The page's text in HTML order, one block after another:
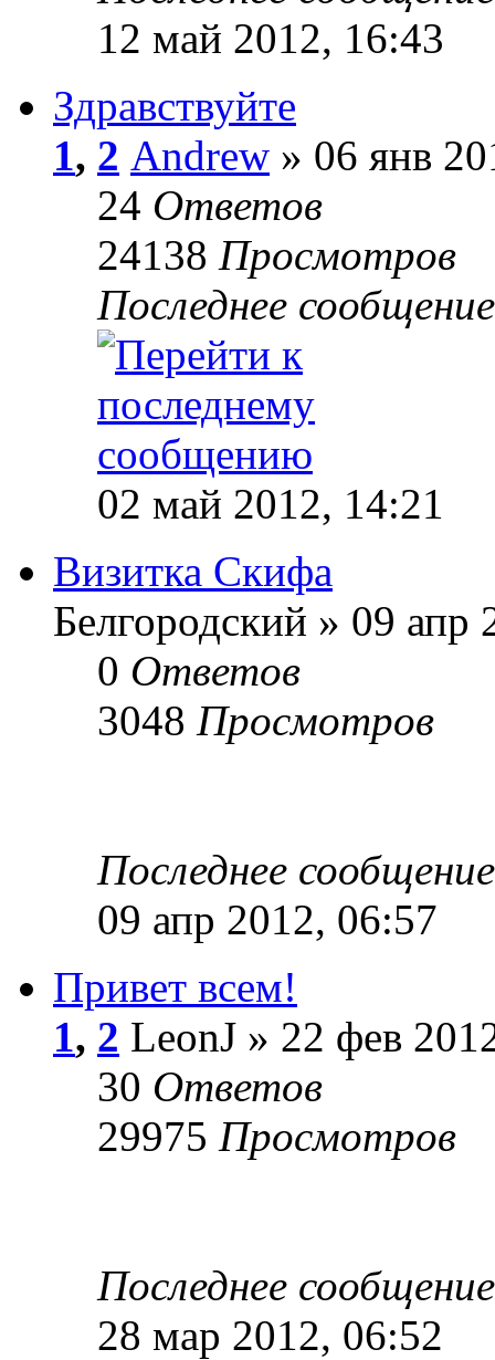
12 май 2012, 16:43
Здравствуйте
1, 2 Andrew » 06 янв
24 Ответов
24138 Просмотров
Последнее
02 май 2012, 14:21
Визитка Скифа
Белгородский » 09 апр
0 Ответов
3048 Просмотров
Последнее
09 апр 2012, 06:57
Привет всем!
1, 2 LeonJ » 22 фев
30 Ответов
29975 Просмотров
Последнее
28 мар 2012, 06:52